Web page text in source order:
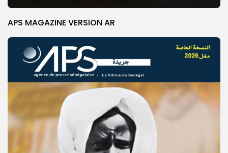
APS MAGAZINE VERSION AR